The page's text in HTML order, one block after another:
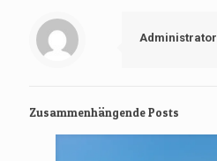
Administrator
Zusammenhängende Posts